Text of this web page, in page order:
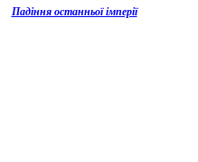
Падіння останньої імперії